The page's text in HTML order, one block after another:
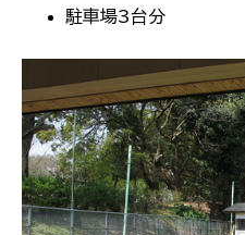
駐車場3台分